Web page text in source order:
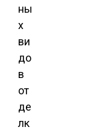
ны
х
ви
до
в
от
де
лк